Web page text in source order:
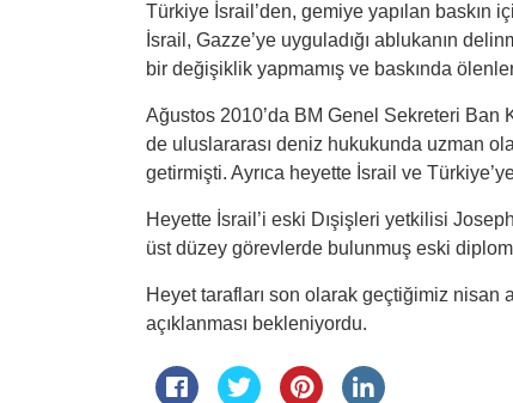
Türkiye İsrail’den, gemiye yapılan baskın
İsrail, Gazze’ye uyguladığı ablukanın
bir değişiklik yapmamış ve baskında
Ağustos 2010’da BM Genel Sekreteri
de uluslararası deniz hukukunda uzman
getirmişti. Ayrıca heyette İsrail ve
Heyette İsrail’i eski Dışişleri yetkilisi
üst düzey görevlerde bulunmuş eski
Heyet tarafları son olarak geçtiğimiz nisan
açıklanması bekleniyordu.